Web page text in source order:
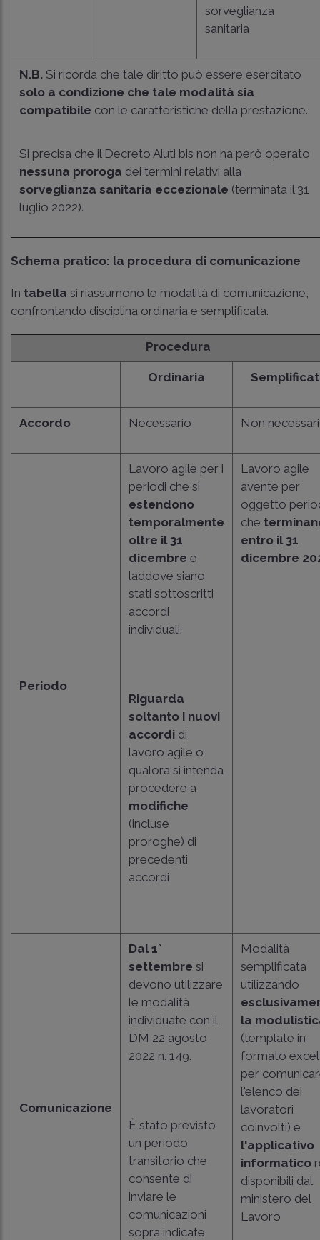
sorveglianza
sanitaria
N.B. Si ricorda che tale diritto può essere esercitato
solo a condizione che tale modalità sia
compatibile con le caratteristiche della prestazione.
Si precisa che il Decreto Aiuti bis non ha però operato
nessuna proroga dei termini relativi alla
sorveglianza sanitaria eccezionale (terminata il 31
luglio 2022).
Schema pratico: la procedura di comunicazione
In tabella si riassumono le modalità di comunicazione,
confrontando disciplina ordinaria e semplificata.
Procedura
Ordinaria
Accordo Necessario Non
Periodo
Lavoro agile per i
periodi che si
estendono
temporalmente
oltre il 31
dicembre e
laddove siano
stati sottoscritti
accordi
individuali.
Riguarda
soltanto i nuovi
accordi di
lavoro agile o
qualora si intenda
procedere a
modifiche
(incluse
proroghe) di
precedenti
accordi
Lavoro agile
avente per
oggetto
che
entro il 31
dicembre
Comunicazione
Dal 1°
settembre si
devono utilizzare
le modalità
individuate con il
DM 22 agosto
2022 n. 149.
È stato previsto
un periodo
transitorio che
consente di
inviare le
comunicazioni
sopra indicate
Modalità
semplificata
utilizzando
la
(template in
formato excel
per
l'elenco dei
lavoratori
coinvolti) e
l'applicativo
informatico
disponibili dal
ministero del
Lavoro